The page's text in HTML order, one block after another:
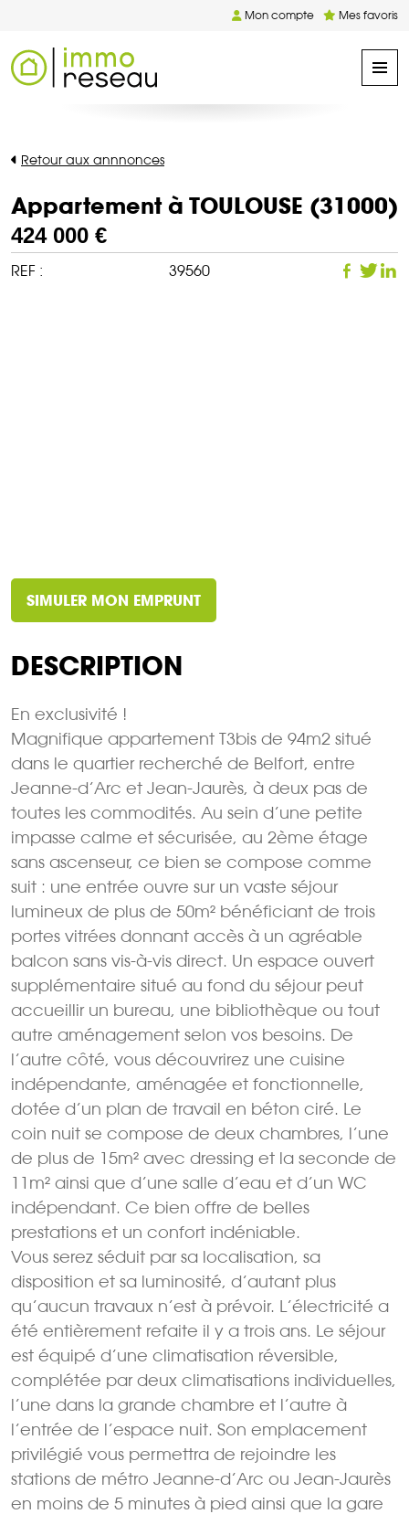
Mon compte Mes favoris
Retour aux annnonces
Appartement à TOULOUSE (31000)
424 000 €
REF : 39560
SIMULER MON EMPRUNT
DESCRIPTION
En exclusivité !
Magnifique appartement T3bis de 94m2 situé
dans le quartier recherché de Belfort, entre
Jeanne-d’Arc et Jean-Jaurès, à deux pas de
toutes les commodités. Au sein d’une petite
impasse calme et sécurisée, au 2ème étage
sans ascenseur, ce bien se compose comme
suit : une entrée ouvre sur un vaste séjour
lumineux de plus de 50m² bénéficiant de trois
portes vitrées donnant accès à un agréable
balcon sans vis-à-vis direct. Un espace ouvert
supplémentaire situé au fond du séjour peut
accueillir un bureau, une bibliothèque ou tout
autre aménagement selon vos besoins. De
l’autre côté, vous découvrirez une cuisine
indépendante, aménagée et fonctionnelle,
dotée d’un plan de travail en béton ciré. Le
coin nuit se compose de deux chambres, l’une
de plus de 15m² avec dressing et la seconde de
11m² ainsi que d’une salle d’eau et d’un WC
indépendant. Ce bien offre de belles
prestations et un confort indéniable.
Vous serez séduit par sa localisation, sa
disposition et sa luminosité, d’autant plus
qu’aucun travaux n’est à prévoir. L’électricité a
été entièrement refaite il y a trois ans. Le séjour
est équipé d’une climatisation réversible,
complétée par deux climatisations individuelles,
l’une dans la grande chambre et l’autre à
l’entrée de l’espace nuit. Son emplacement
privilégié vous permettra de rejoindre les
stations de métro Jeanne-d’Arc ou Jean-Jaurès
en moins de 5 minutes à pied ainsi que la gare